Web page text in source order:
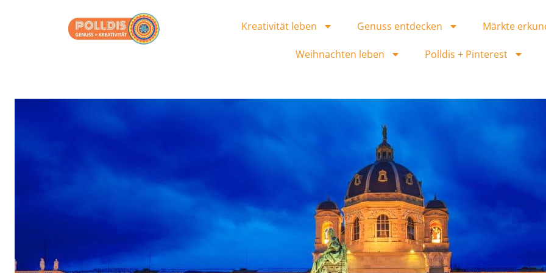
Kreativität leben Genuss entdecken Märkte
Weihnachten leben Polldis + Pinterest